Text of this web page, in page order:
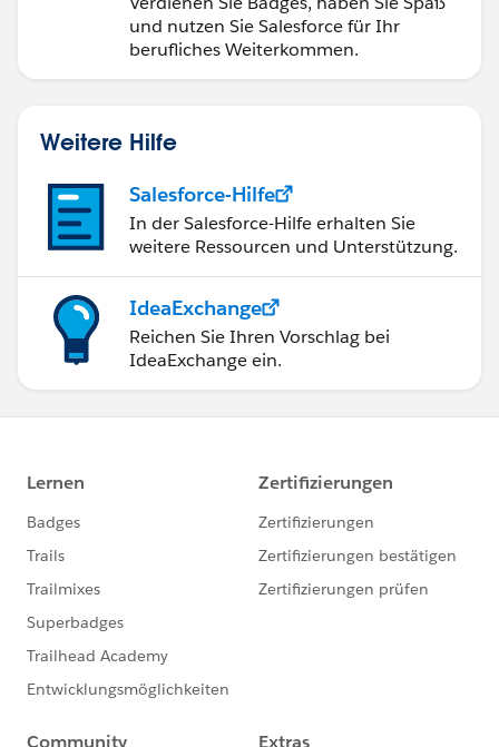
und nutzen Sie Salesforce für Ihr
berufliches Weiterkommen.
Weitere Hilfe
Salesforce-Hilfe
In der Salesforce-Hilfe erhalten Sie
weitere Ressourcen und Unterstützung.
IdeaExchange
Reichen Sie Ihren Vorschlag bei
IdeaExchange ein.